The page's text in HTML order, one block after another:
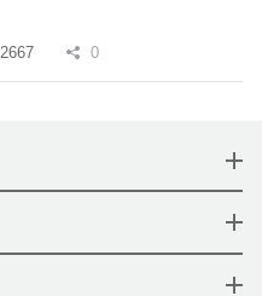
2667 0